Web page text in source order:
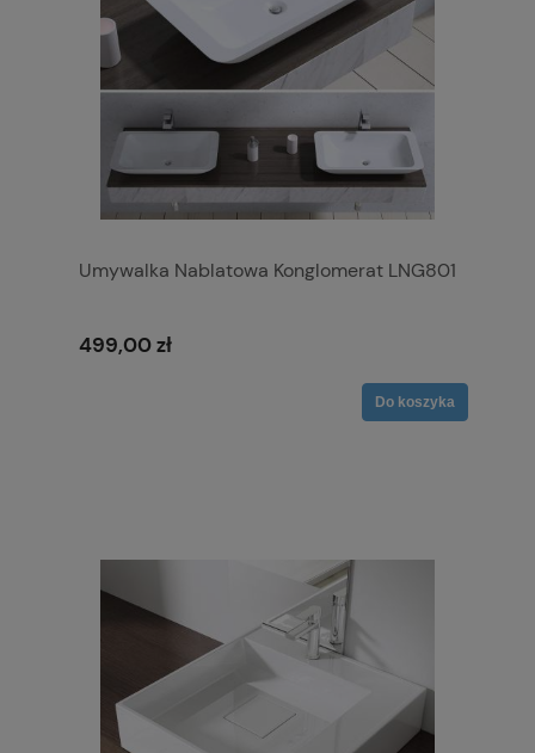
Umywalka Nablatowa Konglomerat LNG801
499,00 zł
Do koszyka